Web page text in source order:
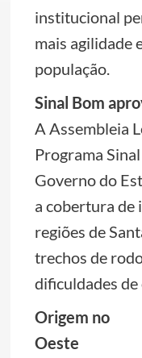
institucional
mais agilidade
população.
Sinal Bom
A Assembleia
Programa
Governo do
a cobertura de
regiões de
trechos de
dificuldades
Origem no
Oeste